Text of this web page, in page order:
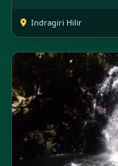
berasal dari negeri
Palembang. Beliau
Muhammad Afif bin
dan beliau merupakan
bernama Syekh
Indragiri Hilir, Tuan
Barat) untuk menemui
minang tersebut,
emas sembari
berbekal ilmu agama
Indragiri Hilir